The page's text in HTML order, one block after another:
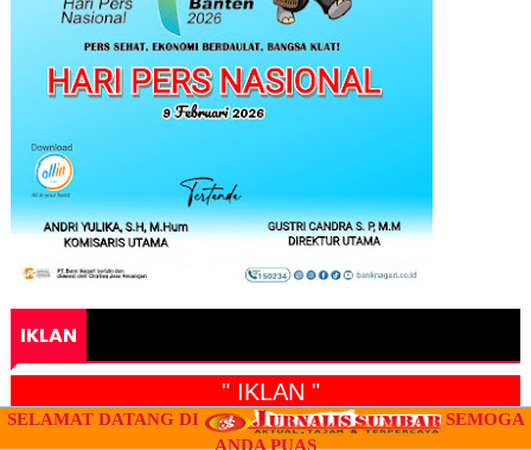
IKLAN
" IKLAN "
SELAMAT DATANG DI
SEMOGA
ANDA PUAS